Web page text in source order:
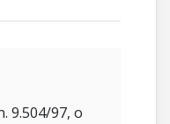
9.504/97, o